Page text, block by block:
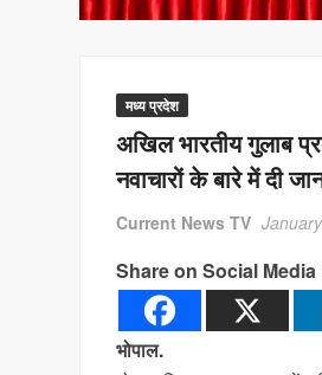
मध्य प्रदेश
अखिल भारतीय गुलाब
नवाचारों के बारे में दी
Current News TV
Share on Social Media
भोपाल.